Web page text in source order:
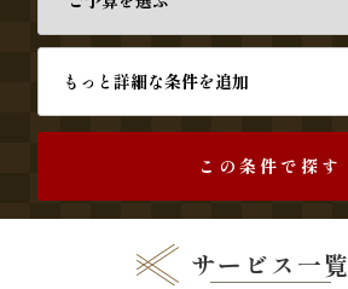
ム》
シ
ー
もっと詳細な条件を追加
この条件で探す
サービス一覧